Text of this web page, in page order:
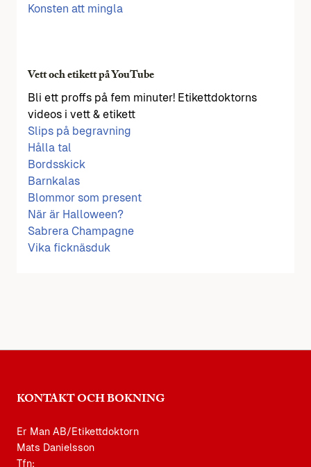
Konsten att mingla
Vett och etikett på YouTube
Bli ett proffs på fem minuter! Etikettdoktorns
videos i vett & etikett
Slips på begravning
Hålla tal
Bordsskick
Barnkalas
Blommor som present
När är Halloween?
Sabrera Champagne
Vika ficknäsduk
KONTAKT OCH BOKNING
Er Man AB/Etikettdoktorn
Mats Danielsson
Tfn: